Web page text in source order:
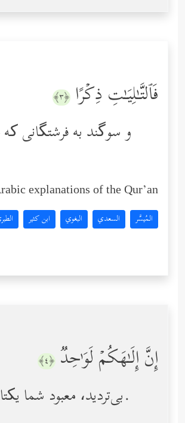
فَٱلتَّـٰلِیَـٰتِ ذِكۡرًا ﴿٣﴾
و سوگند به فرشتگانی که
explanations of the Qur’an:
المُيسَّر السعدي البغوي ابن كثير
إِنَّ إِلَـٰهَكُمۡ لَوَ ٰ⁠حِدࣱ ﴿٤﴾
[که] بی‌تردید، معبود شما یکتاست.